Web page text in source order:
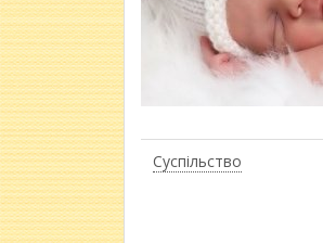
Суспільство